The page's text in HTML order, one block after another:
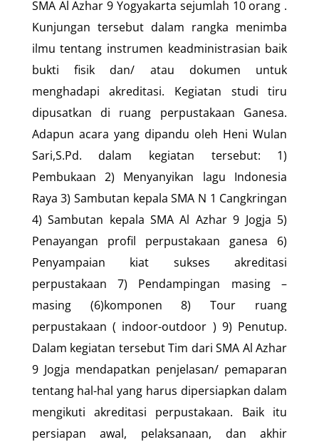
SMA Al Azhar 9 Yogyakarta sejumlah 10 orang .
Kunjungan tersebut dalam rangka menimba
ilmu tentang instrumen keadministrasian baik
bukti fisik dan/ atau dokumen untuk
menghadapi akreditasi. Kegiatan studi tiru
dipusatkan di ruang perpustakaan Ganesa.
Adapun acara yang dipandu oleh Heni Wulan
Sari,S.Pd. dalam kegiatan tersebut: 1)
Pembukaan 2) Menyanyikan lagu Indonesia
Raya 3) Sambutan kepala SMA N 1 Cangkringan
4) Sambutan kepala SMA Al Azhar 9 Jogja 5)
Penayangan profil perpustakaan ganesa 6)
Penyampaian kiat sukses akreditasi
perpustakaan 7) Pendampingan masing –
masing (6)komponen 8) Tour ruang
perpustakaan ( indoor-outdoor ) 9) Penutup.
Dalam kegiatan tersebut Tim dari SMA Al Azhar
9 Jogja mendapatkan penjelasan/ pemaparan
tentang hal-hal yang harus dipersiapkan dalam
mengikuti akreditasi perpustakaan. Baik itu
persiapan awal, pelaksanaan, dan akhir